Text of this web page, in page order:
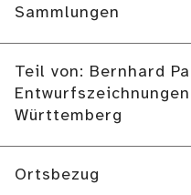
Sammlungen
Teil von: Bernhard
Württemberg
Ortsbezug